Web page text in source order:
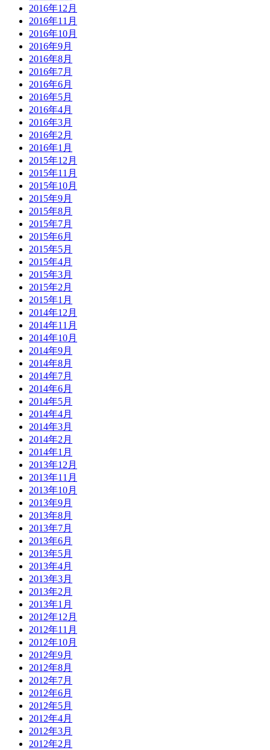
2016年12月
2016年11月
2016年10月
2016年9月
2016年8月
2016年7月
2016年6月
2016年5月
2016年4月
2016年3月
2016年2月
2016年1月
2015年12月
2015年11月
2015年10月
2015年9月
2015年8月
2015年7月
2015年6月
2015年5月
2015年4月
2015年3月
2015年2月
2015年1月
2014年12月
2014年11月
2014年10月
2014年9月
2014年8月
2014年7月
2014年6月
2014年5月
2014年4月
2014年3月
2014年2月
2014年1月
2013年12月
2013年11月
2013年10月
2013年9月
2013年8月
2013年7月
2013年6月
2013年5月
2013年4月
2013年3月
2013年2月
2013年1月
2012年12月
2012年11月
2012年10月
2012年9月
2012年8月
2012年7月
2012年6月
2012年5月
2012年4月
2012年3月
2012年2月